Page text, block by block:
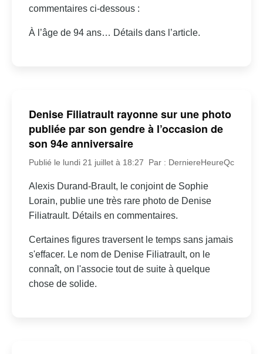
commentaires ci-dessous :
À l’âge de 94 ans… Détails dans l’article.
Denise Filiatrault rayonne sur une photo
publiée par son gendre à l’occasion de
son 94e anniversaire
Publié le lundi 21 juillet à 18:27 Par : DerniereHeureQc
Alexis Durand-Brault, le conjoint de Sophie
Lorain, publie une très rare photo de Denise
Filiatrault. Détails en commentaires.
Certaines figures traversent le temps sans jamais
s'effacer. Le nom de Denise Filiatrault, on le
connaît, on l'associe tout de suite à quelque
chose de solide.